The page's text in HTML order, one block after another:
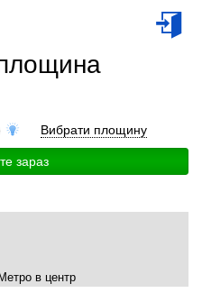
Вибрати площину
зараз
в центр